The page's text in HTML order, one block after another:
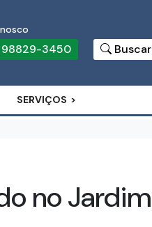
98829-3450 Buscar
SERVIÇOS
no Jardim